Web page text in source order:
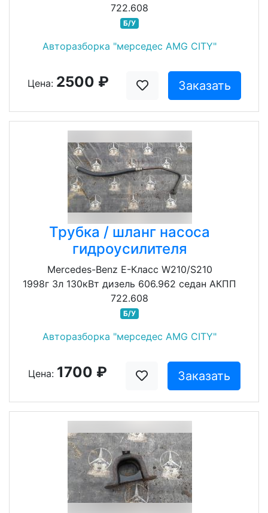
722.608
Б/У
Авторазборка "мерседес AMG CITY"
Цена: 2500 ₽ Заказать
Трубка / шланг насоса
гидроусилителя
Mercedes-Benz E-Класс W210/S210
1998г 3л 130кВт дизель 606.962 седан АКПП
722.608
Б/У
Авторазборка "мерседес AMG CITY"
Цена: 1700 ₽ Заказать